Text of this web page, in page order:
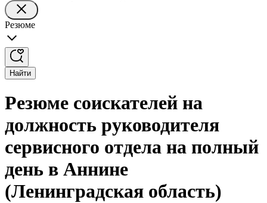
Резюме
Найти
Резюме соискателей на
должность руководителя
сервисного отдела на полный
день в Аннине
(Ленинградская область)